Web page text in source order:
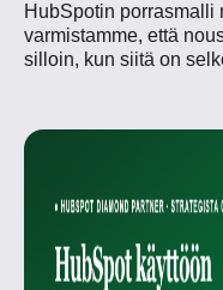
HubSpotin porrasmalli
varmistamme, että
silloin, kun siitä on